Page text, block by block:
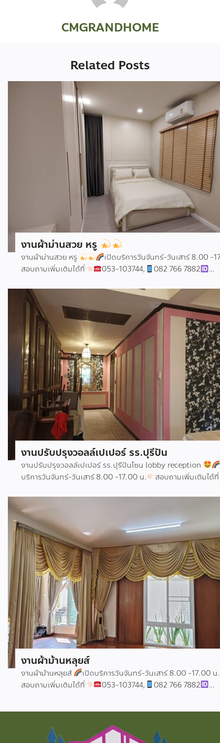
CMGRANDHOME
Related Posts
งานผ้าม่านสวย หรู
งานผ้าม่านสวย หรู
เปิดบริการวันจันทร์-วันเสาร์ 8.00 -
สอบถามเพิ่มเติมได้ที่
053-103744,
082 766 7882
ผ้าม่านเชียงใหม่ #ผ้าม่าน #วอลล์เปเปอร์ #วอลล์เปเปอร์ราคา
ภายใน #ตกแต่งบ้านเชียงใหม่
งานปรับปรุงวอลล์เปเปอร์ รร.ปุรีปัน
งานปรับปรุงวอลล์เปเปอร์ รร.ปุรีปันโซน lobby reception
บริการวันจันทร์-วันเสาร์ 8.00 -17.00 น.
สอบถามเพิ่มเติมได้ที่
cmgrandhomehttp://www.facebook.com/
วอลล์เปเปอร์ราคาถูก #วอลล์เปเปอร์เชียงใหม่ #ผ้าม่าน #ผ้าม่าน
#ตกแต่งบ้านเชียงใหม่ #ตกแต่งภายใน
งานผ้าม้านหลุยส์
งานผ้าม้านหลุยส์
เปิดบริการวันจันทร์-วันเสาร์ 8.00 -17.00 น.
สอบถามเพิ่มเติมได้ที่
053-103744,
082 766 7882